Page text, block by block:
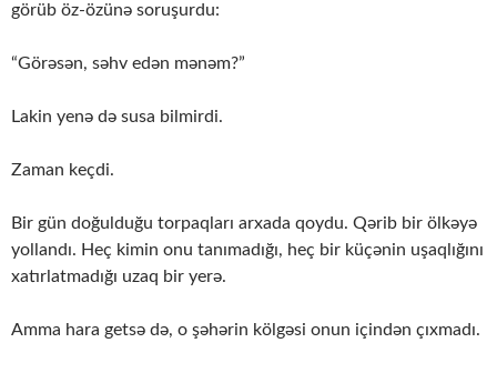
görüb öz-özünə soruşurdu:
“Görəsən, səhv edən mənəm?”
Lakin yenə də susa bilmirdi.
Zaman keçdi.
Bir gün doğulduğu torpaqları arxada qoydu. Qərib bir ölkəyə
yollandı. Heç kimin onu tanımadığı, heç bir küçənin uşaqlığını
xatırlatmadığı uzaq bir yerə.
Amma hara getsə də, o şəhərin kölgəsi onun içindən çıxmadı.